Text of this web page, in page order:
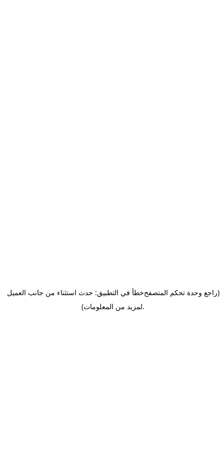
خطأ في التطبيق: حدث استثناء من جانب العميل(راجع وحدة تحكم المتصفح
لمزيد من المعلومات).